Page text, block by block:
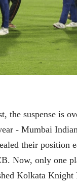
the suspense is
- Mumbai
their position
Now, only one
Kolkata